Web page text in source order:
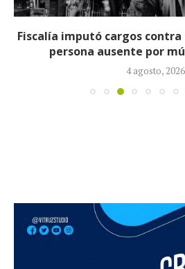
Fiscalía imputó cargos contra
persona ausente por
4 agosto, 2026